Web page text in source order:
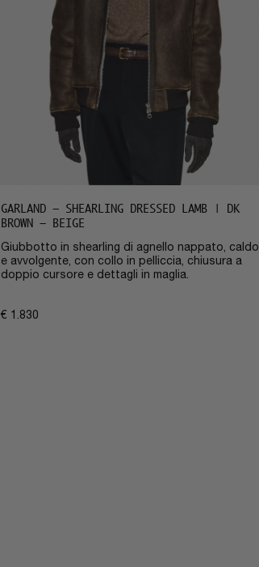
GARLAND – SHEARLING DRESSED LAMB | DK
BROWN – BEIGE
Giubbotto in shearling di agnello nappato, caldo
e avvolgente, con collo in pelliccia, chiusura a
doppio cursore e dettagli in maglia.
€ 1.830